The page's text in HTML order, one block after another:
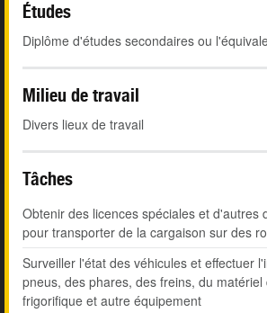
Études
Diplôme d'études secondaires ou
Milieu de travail
Divers lieux de travail
Tâches
Obtenir des licences spéciales et d'autres
pour transporter de la cargaison sur des
Surveiller l'état des véhicules et effectuer
pneus, des phares, des freins, du
frigorifique et autre équipement